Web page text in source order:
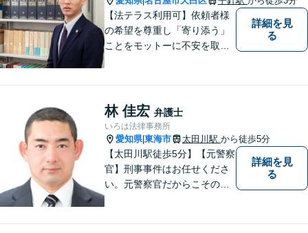
【法テラス利用可】依頼者様
の希望を尊重し「寄り添う」
ことをモットーに不安を取り
添った対応が可能です。お気
軽にご相談ください。
詳細を見
る
林 佳宏 弁護士
いろは法律事務所
愛知県|東海市 太田川駅 から徒歩5分
【太田川駅徒歩5分】【元警察
官】刑事事件はお任せくださ
い。元警察官だからこその視
詳細を見
る